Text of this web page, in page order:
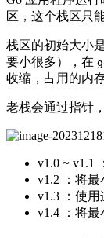
区，这个栈区只
栈区的初始大小
要小很多），在
收缩，占用的内
老栈会通过指针
v1.0 ~ v1.1
v1.2 ：将
v1.3 ：使
v1.4 ：将